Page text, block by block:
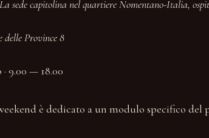
sede capitolina nel quartiere Nomentano-Italia,
delle Province 8
9.00 — 18.00
è dedicato a un modulo specifico